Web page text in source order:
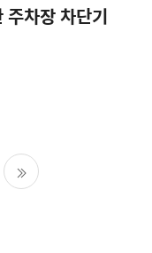
주차장 차단기